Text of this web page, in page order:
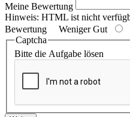
Meine Bewertung
Hinweis: HTML ist nicht
Bewertung Weniger Gut
Captcha
Bitte die Aufgabe lösen